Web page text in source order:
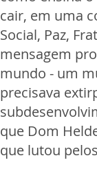
cair, em uma
Social, Paz,
mensagem
mundo - um
precisava
que Dom
que lutou